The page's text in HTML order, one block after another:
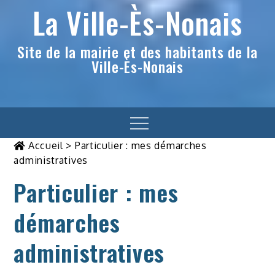
La Ville-Ès-Nonais
Site de la mairie et des habitants de la
Ville-Ès-Nonais
Menu
Accueil> Particulier : mes démarches
administratives
Particulier : mes
démarches
administratives